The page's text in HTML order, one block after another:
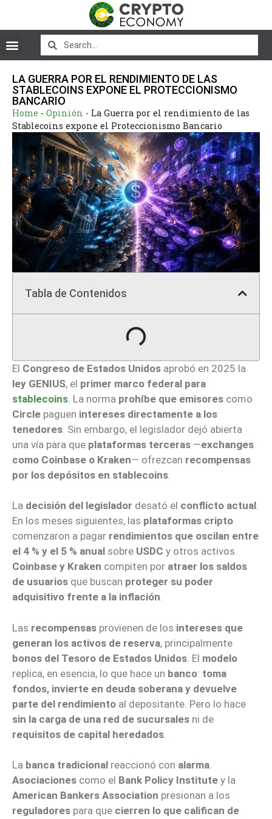
LA GUERRA POR EL RENDIMIENTO DE LAS
STABLECOINS EXPONE EL PROTECCIONISMO
BANCARIO
Home - Opinión - La Guerra por el rendimiento de las
Stablecoins expone el Proteccionismo Bancario
Tabla de Contenidos
El Congreso de Estados Unidos aprobó en 2025 la
ley GENIUS, el primer marco federal para
stablecoins . La norma prohíbe que emisores como
Circle paguen intereses directamente a los
tenedores . Sin embargo, el legislador dejó abierta
una vía para que plataformas terceras —exchanges
como Coinbase o Kraken— ofrezcan recompensas
por los depósitos en stablecoins
La decisión del legislador desató el conflicto actual.
En los meses siguientes, las plataformas cripto
comenzaron a pagar rendimientos que oscilan entre
el 4 % y el 5 % anual sobre USDC y otros activos.
Coinbase y Kraken compiten por atraer los saldos
de usuarios que buscan proteger su poder
adquisitivo frente a la inflación.
Las recompensas provienen de los intereses que
generan los activos de reserva, principalmente
bonos del Tesoro de Estados Unidos . El modelo
replica, en esencia, lo que hace un banco: toma
fondos, invierte en deuda soberana y devuelve
parte del rendimiento al depositante. Pero lo hace
sin la carga de una red de sucursales ni de
requisitos de capital heredados
La banca tradicional reaccionó con alarma.
Asociaciones como el Bank Policy Institute y la
American Bankers Association presionan a los
reguladores para que cierren lo que califican de